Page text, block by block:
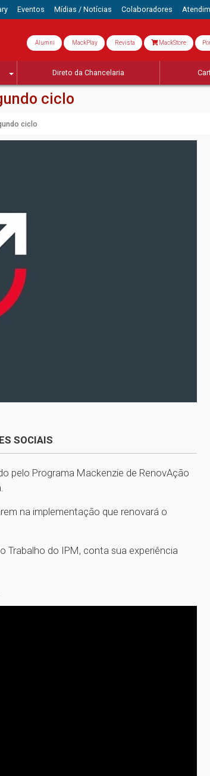
Eventos Mídias / Notícias Colaboradores
Alumni MackPlay Revista MackStore
Direto da Chancelaria
ciclo
ciclo
SOCIAIS
pelo Programa Mackenzie de RenovAção
na implementação que renovará o
Trabalho do IPM, conta sua experiência